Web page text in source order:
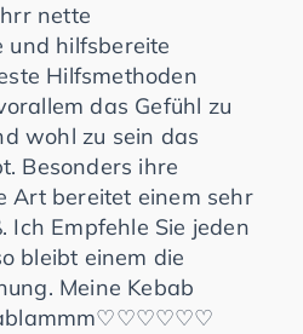
nette
und hilfsbereite
Hilfsmethoden
das Gefühl zu
wohl zu sein das
Besonders ihre
Art bereitet einem sehr
Ich Empfehle Sie jeden
bleibt einem die
Meine Kebab
ablammm♡♡♡♡♡♡